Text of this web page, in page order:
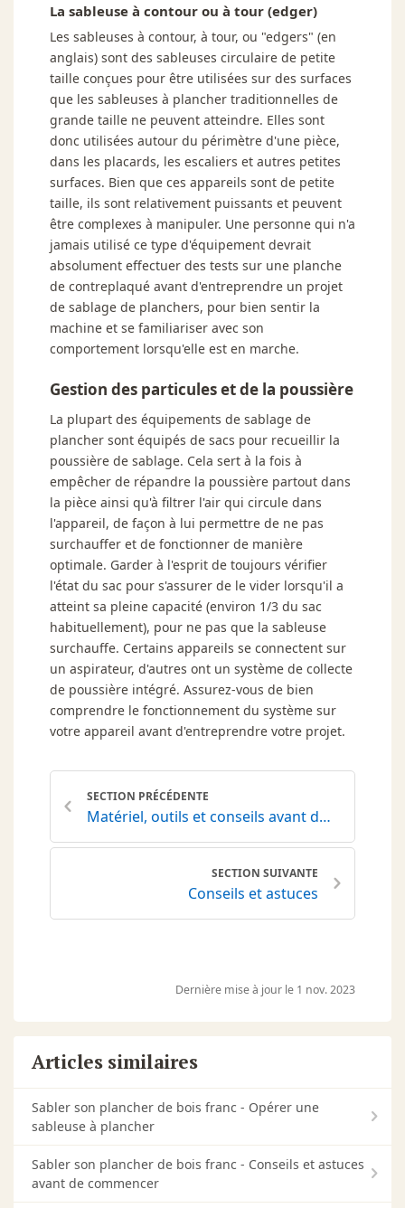
La sableuse à contour ou à tour (edger)
Les sableuses à contour, à tour, ou "edgers" (en
anglais) sont des sableuses circulaire de petite
taille conçues pour être utilisées sur des surfaces
que les sableuses à plancher traditionnelles de
grande taille ne peuvent atteindre. Elles sont
donc utilisées autour du périmètre d'une pièce,
dans les placards, les escaliers et autres petites
surfaces. Bien que ces appareils sont de petite
taille, ils sont relativement puissants et peuvent
être complexes à manipuler. Une personne qui n'a
jamais utilisé ce type d'équipement devrait
absolument effectuer des tests sur une planche
de contreplaqué avant d'entreprendre un projet
de sablage de planchers, pour bien sentir la
machine et se familiariser avec son
comportement lorsqu'elle est en marche.
Gestion des particules et de la poussière
La plupart des équipements de sablage de
plancher sont équipés de sacs pour recueillir la
poussière de sablage. Cela sert à la fois à
empêcher de répandre la poussière partout dans
la pièce ainsi qu'à filtrer l'air qui circule dans
l'appareil, de façon à lui permettre de ne pas
surchauffer et de fonctionner de manière
optimale. Garder à l'esprit de toujours vérifier
l'état du sac pour s'assurer de le vider lorsqu'il a
atteint sa pleine capacité (environ 1/3 du sac
habituellement), pour ne pas que la sableuse
surchauffe. Certains appareils se connectent sur
un aspirateur, d'autres ont un système de collecte
de poussière intégré. Assurez-vous de bien
comprendre le fonctionnement du système sur
votre appareil avant d'entreprendre votre projet.
SECTION PRÉCÉDENTE
Matériel, outils et conseils avant de commencer
SECTION SUIVANTE
Conseils et astuces
Dernière mise à jour le 1 nov. 2023
Articles similaires
Sabler son plancher de bois franc - Opérer une
sableuse à plancher
Sabler son plancher de bois franc - Conseils et astuces
avant de commencer